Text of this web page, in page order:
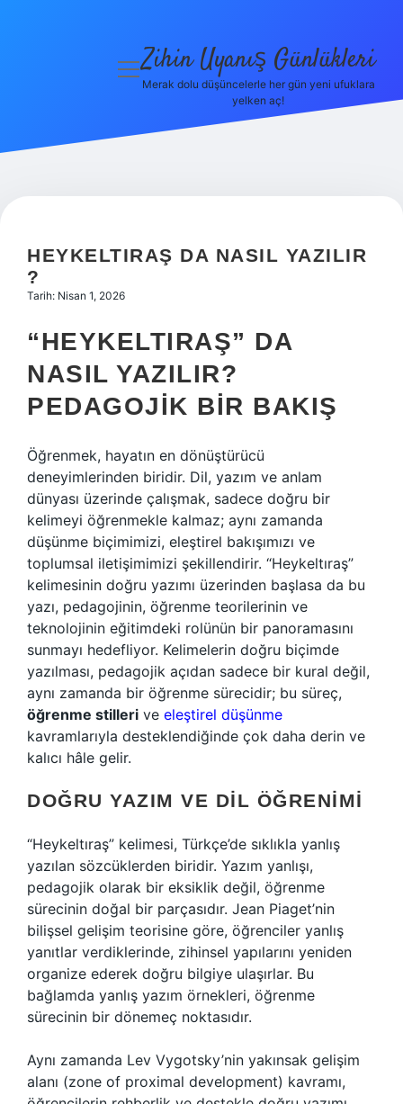
Politikası
menüyü
Zihin Uyanış Günlükleri
Merak dolu düşüncelerle her gün yeni ufuklara
yelken aç!
HEYKELTIRAŞ DA NASIL YAZILIR
?
Tarih: Nisan 1, 2026
“HEYKELTIRAŞ” DA
NASIL YAZILIR?
PEDAGOJIK BIR BAKIŞ
Öğrenmek, hayatın en dönüştürücü
deneyimlerinden biridir. Dil, yazım ve anlam
dünyası üzerinde çalışmak, sadece doğru bir
kelimeyi öğrenmekle kalmaz; aynı zamanda
düşünme biçimimizi, eleştirel bakışımızı ve
toplumsal iletişimimizi şekillendirir. “Heykeltıraş”
kelimesinin doğru yazımı üzerinden başlasa da bu
yazı, pedagojinin, öğrenme teorilerinin ve
teknolojinin eğitimdeki rolünün bir panoramasını
sunmayı hedefliyor. Kelimelerin doğru biçimde
yazılması, pedagojik açıdan sadece bir kural değil,
aynı zamanda bir öğrenme sürecidir; bu süreç,
öğrenme stilleri ve eleştirel düşünme
kavramlarıyla desteklendiğinde çok daha derin ve
kalıcı hâle gelir.
DOĞRU YAZIM VE DIL ÖĞRENIMI
“Heykeltıraş” kelimesi, Türkçe’de sıklıkla yanlış
yazılan sözcüklerden biridir. Yazım yanlışı,
pedagojik olarak bir eksiklik değil, öğrenme
sürecinin doğal bir parçasıdır. Jean Piaget’nin
bilişsel gelişim teorisine göre, öğrenciler yanlış
yanıtlar verdiklerinde, zihinsel yapılarını yeniden
organize ederek doğru bilgiye ulaşırlar. Bu
bağlamda yanlış yazım örnekleri, öğrenme
sürecinin bir dönemeç noktasıdır.
Aynı zamanda Lev Vygotsky’nin yakınsak gelişim
alanı (zone of proximal development) kavramı,